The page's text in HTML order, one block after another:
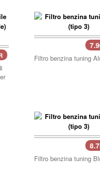
Filtro benzina tuning
Filtro benzina tuning